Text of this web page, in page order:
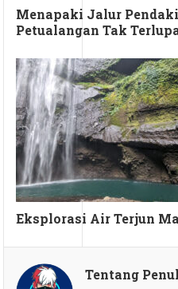
Menapaki Jalur
Petualangan Tak
Eksplorasi Air Terjun
Tentang